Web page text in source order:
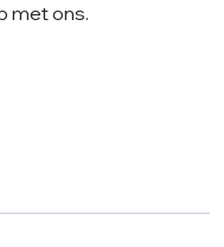
met ons.